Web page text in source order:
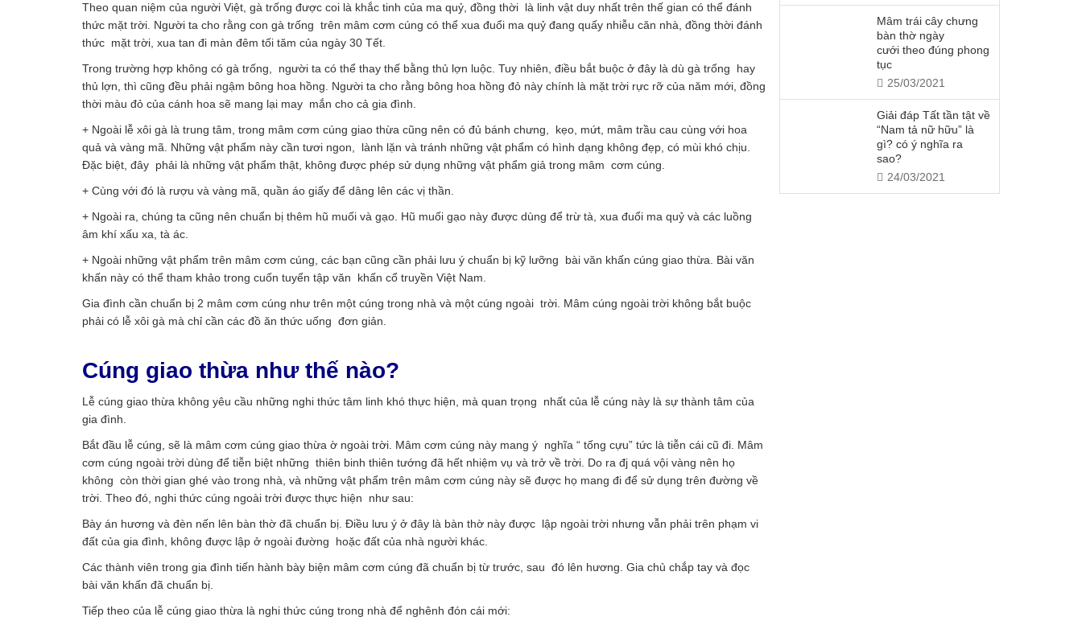
Theo quan niệm của người Việt, gà trống được coi là khắc tinh của ma quỷ, đồng thời là linh vật duy nhất trên thế gian có thể đánh
thức mặt trời. Người ta cho rằng con gà trống trên mâm cơm cúng có thể xua đuổi ma quỷ đang quấy nhiễu căn nhà, đồng thời đánh
thức mặt trời, xua tan đi màn đêm tối tăm của ngày 30 Tết.
Trong trường hợp không có gà trống, người ta có thể thay thế bằng thủ lợn luộc. Tuy nhiên, điều bắt buộc ở đây là dù gà trống hay
thủ lợn, thì cũng đều phải ngậm bông hoa hồng. Người ta cho rằng bông hoa hồng đỏ này chính là mặt trời rực rỡ của năm mới, đồng
thời màu đỏ của cánh hoa sẽ mang lại may mắn cho cả gia đình.
+ Ngoài lễ xôi gà là trung tâm, trong mâm cơm cúng giao thừa cũng nên có đủ bánh chưng, kẹo, mứt, mâm trầu cau cùng với hoa
quả và vàng mã. Những vật phẩm này cần tươi ngon, lành lặn và tránh những vật phẩm có hình dạng không đẹp, có mùi khó chịu.
Đặc biệt, đây phải là những vật phẩm thật, không được phép sử dụng những vật phẩm giả trong mâm cơm cúng.
+ Cùng với đó là rượu và vàng mã, quần áo giấy để dâng lên các vị thần.
+ Ngoài ra, chúng ta cũng nên chuẩn bị thêm hũ muối và gạo. Hũ muối gạo này được dùng để trừ tà, xua đuổi ma quỷ và các luồng
âm khí xấu xa, tà ác.
+ Ngoài những vật phẩm trên mâm cơm cúng, các bạn cũng cần phải lưu ý chuẩn bị kỹ lưỡng bài văn khấn cúng giao thừa. Bài văn
khấn này có thể tham khảo trong cuốn tuyển tập văn khấn cổ truyền Việt Nam.
Gia đình cần chuẩn bị 2 mâm cơm cúng như trên một cúng trong nhà và một cúng ngoài trời. Mâm cúng ngoài trời không bắt buộc
phải có lễ xôi gà mà chỉ cần các đồ ăn thức uống đơn giản.
Cúng giao thừa như thế nào?
Lễ cúng giao thừa không yêu cầu những nghi thức tâm linh khó thực hiện, mà quan trọng nhất của lễ cúng này là sự thành tâm của
gia đình.
Bắt đầu lễ cúng, sẽ là mâm cơm cúng giao thừa ờ ngoài trời. Mâm cơm cúng này mang ý nghĩa “ tống cựu” tức là tiễn cái cũ đi. Mâm
cơm cúng ngoài trời dùng để tiễn biệt những thiên binh thiên tướng đã hết nhiệm vụ và trở về trời. Do ra đj quá vội vàng nên họ
không còn thời gian ghé vào trong nhà, và những vật phẩm trên mâm cơm cúng này sẽ được họ mang đi để sử dụng trên đường về
trời. Theo đó, nghi thức cúng ngoài trời được thực hiện như sau:
Bày án hương và đèn nến lên bàn thờ đã chuẩn bị. Điều lưu ý ở đây là bàn thờ này được lập ngoài trời nhưng vẫn phải trên phạm vi
đất của gia đình, không được lập ở ngoài đường hoặc đất của nhà người khác.
Các thành viên trong gia đình tiến hành bày biện mâm cơm cúng đã chuẩn bị từ trước, sau đó lên hương. Gia chủ chắp tay và đọc
bài văn khấn đã chuẩn bị.
Tiếp theo của lễ cúng giao thừa là nghi thức cúng trong nhà để nghênh đón cái mới:
Mâm trái cây chưng
bàn thờ ngày
cưới theo đúng phong
tục
25/03/2021
Giải đáp Tất tần tật về
“Nam tả nữ hữu” là
gì? có ý nghĩa ra
sao?
24/03/2021